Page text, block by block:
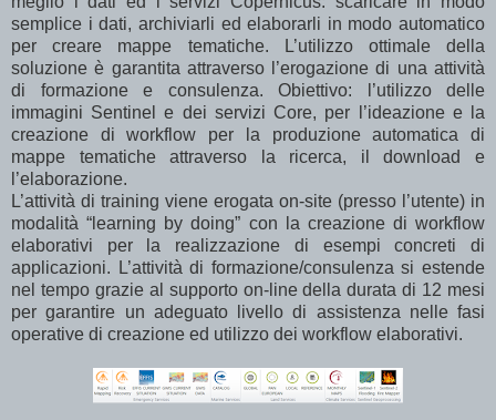
semplice i dati, archiviarli ed elaborarli in modo automatico
per creare mappe tematiche. L’utilizzo ottimale della
soluzione è garantita attraverso l’erogazione di una attività
di formazione e consulenza. Obiettivo: l’utilizzo delle
immagini Sentinel e dei servizi Core, per l’ideazione e la
creazione di workflow per la produzione automatica di
mappe tematiche attraverso la ricerca, il download e
l’elaborazione.
L’attività di training viene erogata on-site (presso l’utente) in
modalità “learning by doing” con la creazione di workflow
elaborativi per la realizzazione di esempi concreti di
applicazioni. L’attività di formazione/consulenza si estende
nel tempo grazie al supporto on-line della durata di 12 mesi
per garantire un adeguato livello di assistenza nelle fasi
operative di creazione ed utilizzo dei workflow elaborativi.